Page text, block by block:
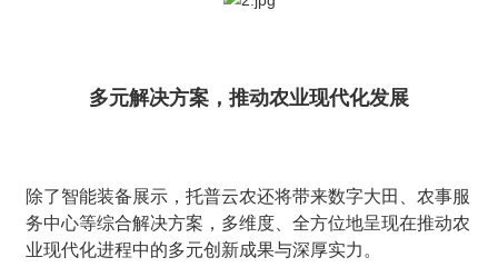
多元解决方案，推动农业现代化发展
除了智能装备展示，托普云农还将带来数字大田、农事服
务中心等综合解决方案，多维度、全方位地呈现在推动农
业现代化进程中的多元创新成果与深厚实力。